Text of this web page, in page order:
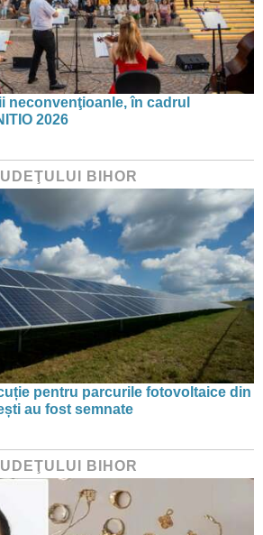
neconvenţioanle, în cadrul
2026
BIHOR
pentru parcurile fotovoltaice din
au fost semnate
BIHOR